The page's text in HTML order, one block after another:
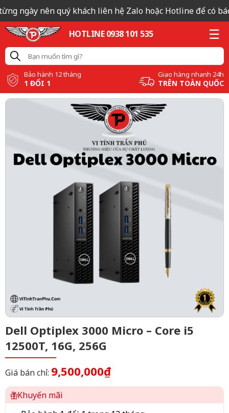
ngày nên quý khách liên hệ Zalo hoặc Hotline để có
HOTLINE 0938 101 535
Bảo hành 12 tháng
1 ĐỔI 1
Giao hàng nhanh 24h
TRÊN TOÀN QUỐC
Dell Optiplex 3000 Micro – Core i5
12500T, 16G, 256G
Giá bán chỉ: 9,500,000₫
Khuyến mãi